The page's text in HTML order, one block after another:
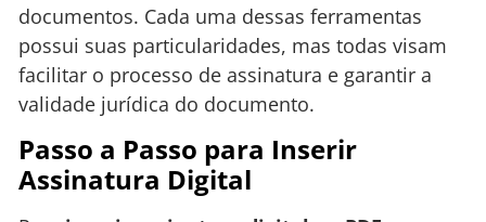
documentos. Cada uma dessas ferramentas
possui suas particularidades, mas todas visam
facilitar o processo de assinatura e garantir a
validade jurídica do documento.
Passo a Passo para Inserir
Assinatura Digital